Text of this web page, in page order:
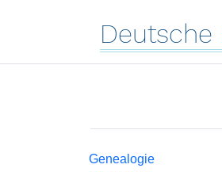
Deutsche
Genealogie